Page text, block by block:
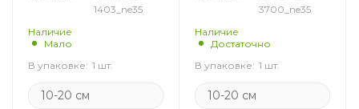
1403_ne35
Наличие
Мало
В упаковке: 1 шт.
10-20 см
3700_ne35
Наличие
Достаточно
В упаковке: 1 шт.
10-20 см